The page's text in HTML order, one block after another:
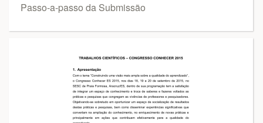
Passo-a-passo da Submissão